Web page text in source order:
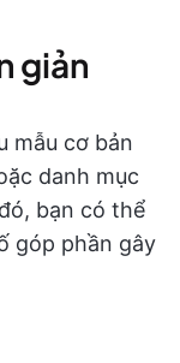
giản
mẫu cơ bản
danh mục
bạn có thể
góp phần gây